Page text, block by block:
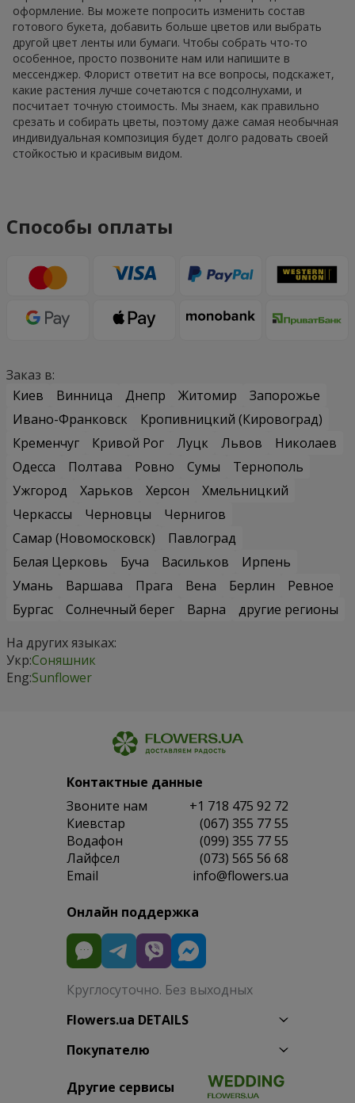
оформление. Вы можете попросить изменить состав
готового букета, добавить больше цветов или выбрать
другой цвет ленты или бумаги. Чтобы собрать что-то
особенное, просто позвоните нам или напишите в
мессенджер. Флорист ответит на все вопросы, подскажет,
какие растения лучше сочетаются с подсолнухами, и
посчитает точную стоимость. Мы знаем, как правильно
срезать и собирать цветы, поэтому даже самая необычная
индивидуальная композиция будет долго радовать своей
стойкостью и красивым видом.
Способы оплаты
Заказ в:
Киев
Винница Днепр Житомир
Запорожье
Ивано-Франковск
Кропивницкий (Кировоград)
Кременчуг
Кривой Рог Луцк Львов
Николаев
Одесса
Полтава Ровно Сумы
Тернополь
Ужгород
Харьков Херсон
Хмельницкий
Черкассы
Черновцы
Чернигов
Самар (Новомосковск)
Павлоград
Белая Церковь
Буча Васильков
Ирпень
Умань
Варшава Прага Вена Берлин
Ревное
Бургас
Солнечный берег Варна
другие регионы
На других языках:
Укр:Соняшник
Eng:Sunflower
Контактные данные
Звоните нам
+1 718 475 92 72
Киевстар
(067) 355 77 55
Водафон
(099) 355 77 55
Лайфсел
(073) 565 56 68
Email
info@flowers.ua
Онлайн поддержка
Круглосуточно. Без выходных
Flowers.ua DETAILS
Покупателю
Другие сервисы